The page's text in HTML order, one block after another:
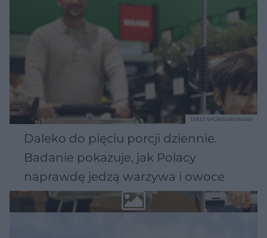
Daleko do pięciu porcji dziennie.
Badanie pokazuje, jak Polacy
naprawdę jedzą warzywa i owoce
TEKST SPONSOROWANY